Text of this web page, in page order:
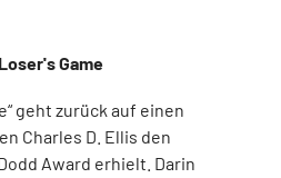
Game
geht zurück auf einen
Charles D. Ellis den
Award erhielt. Darin